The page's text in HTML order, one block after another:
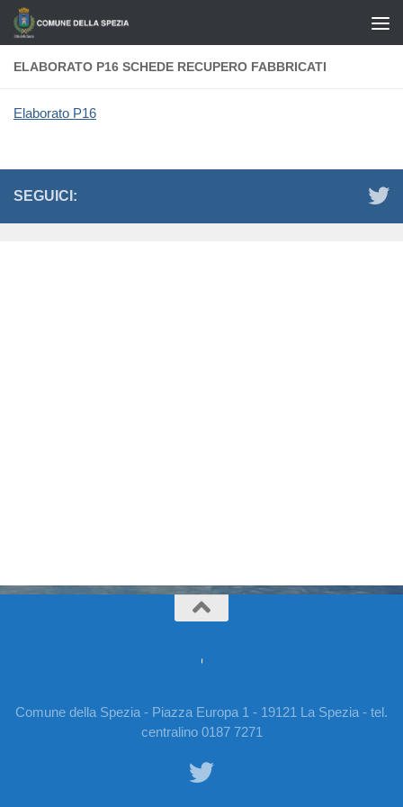
Salta al contenuto
ELABORATO P16 SCHEDE RECUPERO FABBRICATI
Elaborato P16
SEGUICI:
Comune della Spezia - Piazza Europa 1 - 19121 La Spezia - tel.
centralino 0187 7271